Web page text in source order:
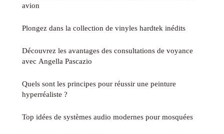
avion
Plongez dans la collection de vinyles hardtek inédits
Découvrez les avantages des consultations de voyance
avec Angella Pascazio
Quels sont les principes pour réussir une peinture
hyperréaliste ?
Top idées de systèmes audio modernes pour mosquées